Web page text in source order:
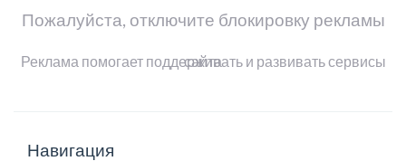
Пожалуйста, отключите блокировку рекламы
Реклама помогает поддерживать и развивать сервисы сайта
Навигация